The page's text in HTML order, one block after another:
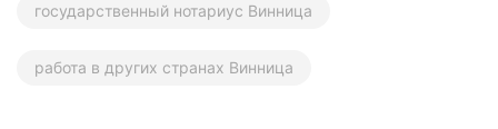
государственный нотариус Винница
работа в других странах Винница